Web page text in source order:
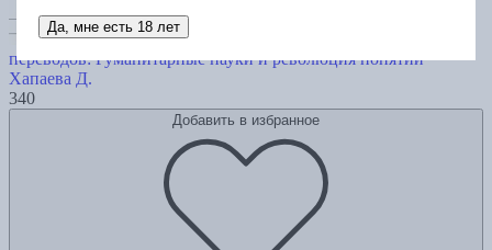
переводов: Гуманитарные науки и революция понятий
Хапаева Д.
340
Добавить в избранное
Да, мне есть 18 лет